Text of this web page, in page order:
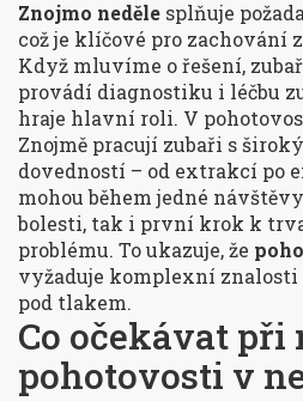
Znojmo neděle splňuje
což je klíčové pro zachování
Když mluvíme o řešení, zubař
provádí diagnostiku i léčbu
hraje hlavní roli. V
Znojmě pracují zubaři s
dovedností – od extrakcí po
mohou během jedné
bolesti, tak i první krok k
problému. To ukazuje, že
vyžaduje komplexní znalosti
pod tlakem.
Co očekávat při
pohotovosti v